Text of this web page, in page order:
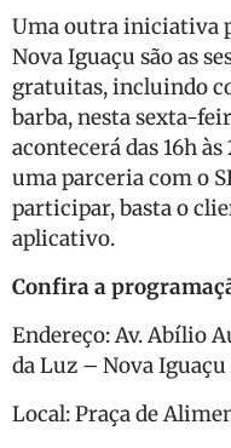
Uma outra iniciativa
Nova Iguaçu são as
gratuitas, incluindo
barba, nesta sexta-
acontecerá das 16h às
uma parceria com o
participar, basta o
aplicativo.
Confira a
Endereço: Av. Abílio
da Luz – Nova Iguaçu
Local: Praça de